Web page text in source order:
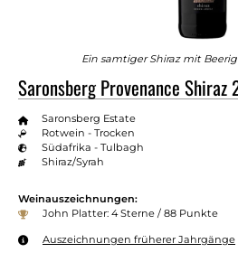
Ein samtiger Shiraz mit
Saronsberg Provenance Shiraz
Saronsberg Estate
Rotwein - Trocken
Südafrika - Tulbagh
Shiraz/Syrah
Weinauszeichnungen:
John Platter: 4 Sterne / 88 Punkte
Auszeichnungen früherer Jahrgänge